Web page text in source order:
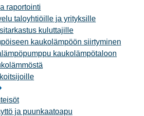
raportointi
taloyhtiöille ja yrityksille
kuluttajille
kaukolämpöön siirtyminen
kaukolämpötaloon
ja puunkaatoapu